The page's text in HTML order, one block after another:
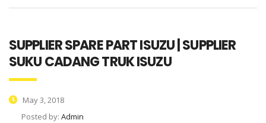
SUPPLIER SPARE PART ISUZU | SUPPLIER
SUKU CADANG TRUK ISUZU
May 3, 2018
Posted by: Admin